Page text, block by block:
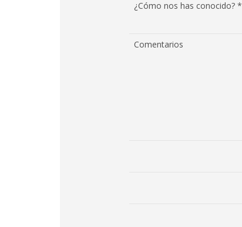
¿Cómo nos has conocido? *
Comentarios